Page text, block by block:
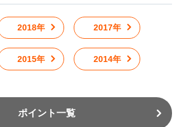
2018年 2017年
2015年 2014年
ポイント一覧